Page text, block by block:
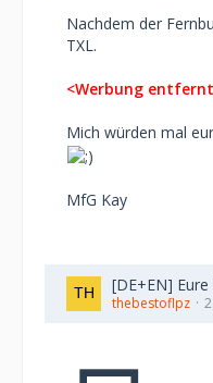
Nachdem der
TXL.
<Werbung
Mich würden mal
MfG Kay
[DE+EN]
thebestoflpz